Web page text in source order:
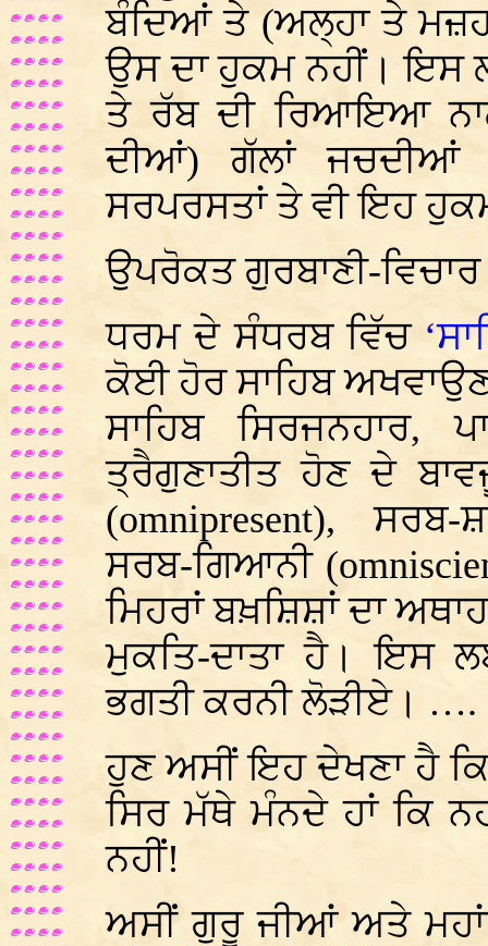
ਬੰਦਿਆਂ ਤੇ (ਅਲ੍ਹਾ ਤੇ
ਉਸ ਦਾ ਹੁਕਮ ਨਹੀਂ। ਇਸ
ਤੇ ਰੱਬ ਦੀ ਰਿਆਇਆ
ਦੀਆਂ) ਗੱਲਾਂ ਜਚਦੀਆਂ
ਸਰਪਰਸਤਾਂ ਤੇ ਵੀ ਇਹ
ਉਪਰੋਕਤ ਗੁਰਬਾਣੀ-
ਧਰਮ ਦੇ ਸੰਧਰਬ ਵਿੱਚ
ਕੋਈ ਹੋਰ ਸਾਹਿਬ
ਸਾਹਿਬ ਸਿਰਜਨਹਾਰ,
ਤ੍ਰੈਗੁਣਾਤੀਤ ਹੋਣ ਦੇ
(omnipresent),ਸਰਬ-
ਸਰਬ-ਗਿਆਨੀ (
ਮਿਹਰਾਂ ਬਖ਼ਸ਼ਿਸ਼ਾਂ ਦਾ
ਮੁਕਤਿ-ਦਾਤਾ ਹੈ। ਇਸ
ਭਗਤੀ ਕਰਨੀ ਲੋੜੀਏ।
ਹੁਣ ਅਸੀਂ ਇਹ ਦੇਖਣਾ ਹੈ
ਸਿਰ ਮੱਥੇ ਮੰਨਦੇ ਹਾਂ ਕਿ
ਨਹੀਂ!
ਅਸੀਂ ਗੁਰੂ ਜੀਆਂ ਅਤੇ